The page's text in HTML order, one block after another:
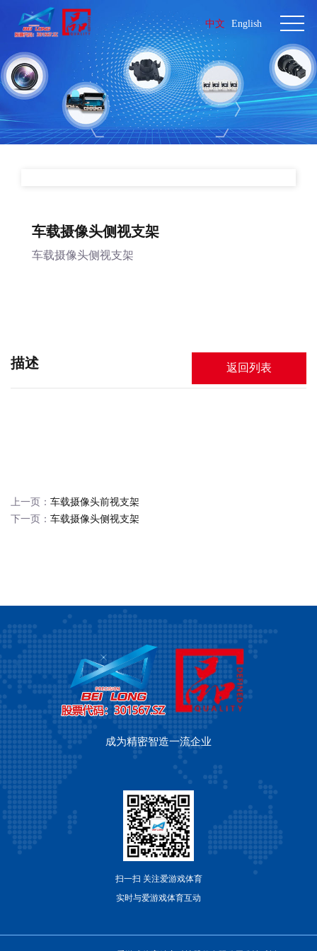
中文 English
车载摄像头侧视支架
车载摄像头侧视支架
描述 返回列表
上一页： 车载摄像头前视支架
下一页： 车载摄像头侧视支架
成为精密智造一流企业
扫一扫 关注爱游戏体育
实时与爱游戏体育互动